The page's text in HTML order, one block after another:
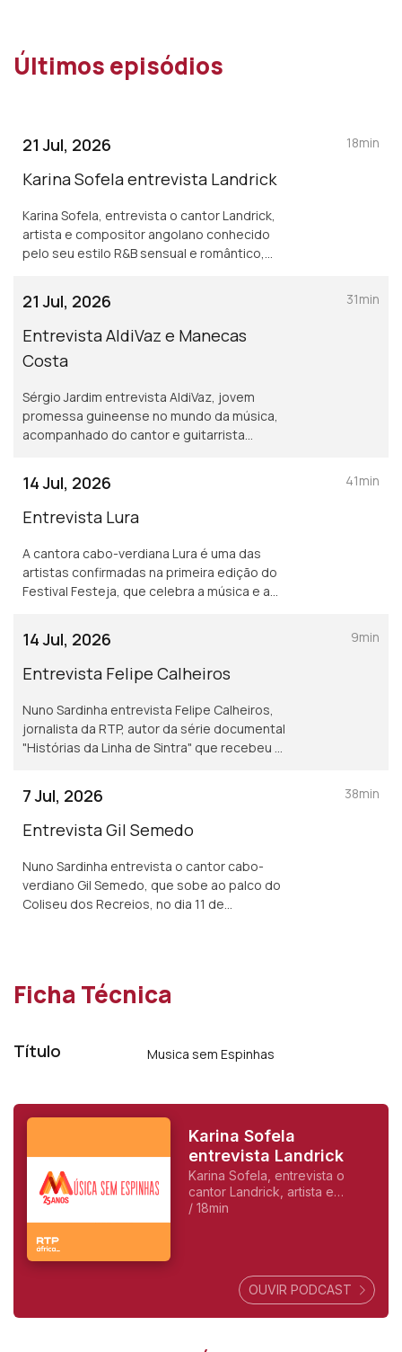
Últimos episódios
21 Jul, 2026
Karina Sofela entrevista Landrick
Karina Sofela, entrevista o cantor Landrick,
artista e compositor angolano conhecido
pelo seu estilo R&B sensual e romântico,
18min
21 Jul, 2026
Entrevista AldiVaz e Manecas
Costa
Sérgio Jardim entrevista AldiVaz, jovem
promessa guineense no mundo da música,
acompanhado do cantor e guitarrista
Lisboa ao Vivo.
31min
14 Jul, 2026
Entrevista Lura
A cantora cabo-verdiana Lura é uma das
artistas confirmadas na primeira edição do
Festival Festeja, que celebra a música e a
41min
14 Jul, 2026
Entrevista Felipe Calheiros
Nuno Sardinha entrevista Felipe Calheiros,
jornalista da RTP, autor da série documental
"Histórias da Linha de Sintra" que recebeu o
9min
7 Jul, 2026
Entrevista Gil Semedo
Nuno Sardinha entrevista o cantor cabo-
verdiano Gil Semedo, que sobe ao palco do
Coliseu dos Recreios, no dia 11 de
38min
Ficha Técnica
Título Musica sem Espinhas
Karina Sofela
entrevista Landrick
Karina Sofela, entrevista o
cantor Landrick, artista e
compositor angolano
/ 18min
OUVIR PODCAST